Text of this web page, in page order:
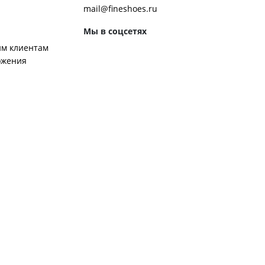
клиентам
mail@fineshoes.ru
Мы в соцсетях